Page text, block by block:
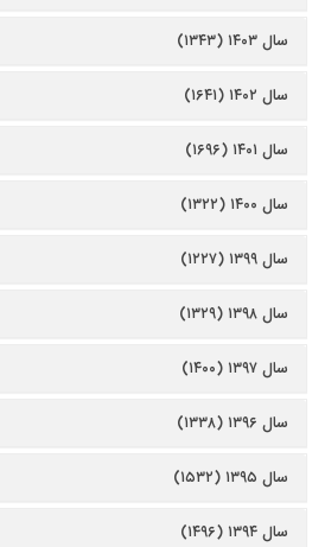
سال ۱۴۰۳ (۱۳۴۳)
سال ۱۴۰۲ (۱۶۴۱)
سال ۱۴۰۱ (۱۶۹۶)
سال ۱۴۰۰ (۱۳۲۲)
سال ۱۳۹۹ (۱۲۲۷)
سال ۱۳۹۸ (۱۳۲۹)
سال ۱۳۹۷ (۱۴۰۰)
سال ۱۳۹۶ (۱۳۳۸)
سال ۱۳۹۵ (۱۵۳۲)
سال ۱۳۹۴ (۱۴۹۶)